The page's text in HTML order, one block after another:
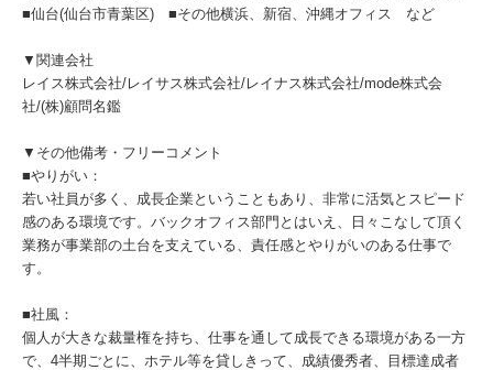
■仙台(仙台市青葉区) ■その他横浜、新宿、沖縄オフィス など
▼関連会社
レイス株式会社/レイサス株式会社/レイナス株式会社/mode株式会
社/(株)顧問名鑑
▼その他備考・フリーコメント
■やりがい：
若い社員が多く、成長企業ということもあり、非常に活気とスピード
感のある環境です。バックオフィス部門とはいえ、日々こなして頂く
業務が事業部の土台を支えている、責任感とやりがいのある仕事で
す。
■社風：
個人が大きな裁量権を持ち、仕事を通して成長できる環境がある一方
で、4半期ごとに、ホテル等を貸しきって、成績優秀者、目標達成者